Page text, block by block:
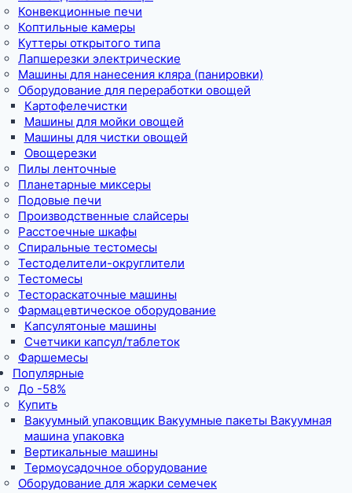
Конвекционные печи
Коптильные камеры
Куттеры открытого типа
Лапшерезки электрические
Машины для нанесения кляра (панировки)
Оборудование для переработки овощей
Картофелечистки
Машины для мойки овощей
Машины для чистки овощей
Овощерезки
Пилы ленточные
Планетарные миксеры
Подовые печи
Производственные слайсеры
Расстоечные шкафы
Спиральные тестомесы
Тестоделители-округлители
Тестомесы
Тестораскаточные машины
Фармацевтическое оборудование
Капсулятоные машины
Счетчики капсул/таблеток
Фаршемесы
Популярные
До -58%
Купить
Вакуумный упаковщик Вакуумные пакеты Вакуумная
машина упаковка
Вертикальные машины
Термоусадочное оборудование
Оборудование для жарки семечек